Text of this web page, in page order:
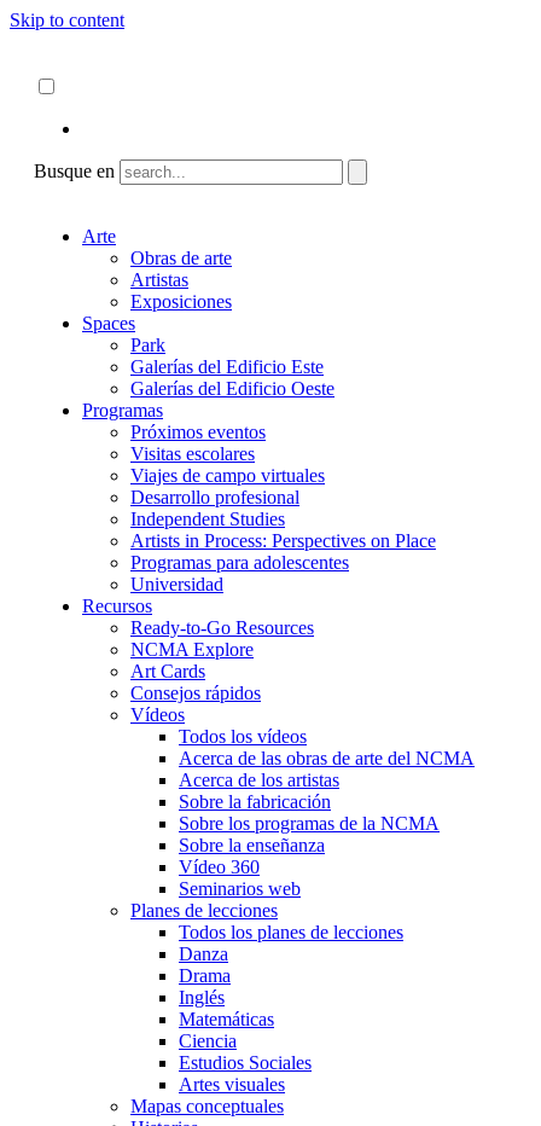
Skip to content
Busque en
Arte
Obras de arte
Artistas
Exposiciones
Spaces
Park
Galerías del Edificio Este
Galerías del Edificio Oeste
Programas
Próximos eventos
Visitas escolares
Viajes de campo virtuales
Desarrollo profesional
Independent Studies
Artists in Process: Perspectives on Place
Programas para adolescentes
Universidad
Recursos
Ready-to-Go Resources
NCMA Explore
Art Cards
Consejos rápidos
Vídeos
Todos los vídeos
Acerca de las obras de arte del NCMA
Acerca de los artistas
Sobre la fabricación
Sobre los programas de la NCMA
Sobre la enseñanza
Vídeo 360
Seminarios web
Planes de lecciones
Todos los planes de lecciones
Danza
Drama
Inglés
Matemáticas
Ciencia
Estudios Sociales
Artes visuales
Mapas conceptuales